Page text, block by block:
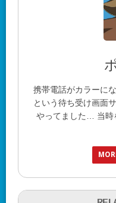
携帯電話がカラーに
という待ち受け画面
やってました… 当時